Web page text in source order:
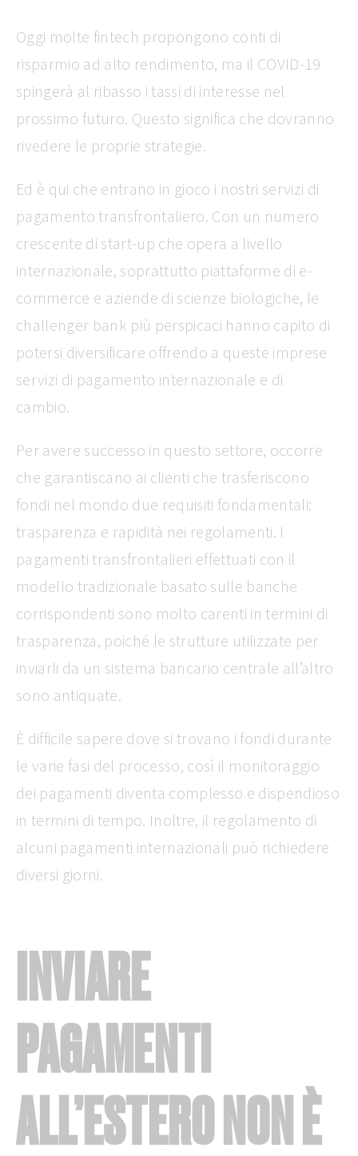
Oggi molte fintech propongono conti di
risparmio ad alto rendimento, ma il COVID-19
spingerà al ribasso i tassi di interesse nel
prossimo futuro. Questo significa che dovranno
rivedere le proprie strategie.
Ed è qui che entrano in gioco i nostri servizi di
pagamento transfrontaliero. Con un numero
crescente di start-up che opera a livello
internazionale, soprattutto piattaforme di e-
commerce e aziende di scienze biologiche, le
challenger bank più perspicaci hanno capito di
potersi diversificare offrendo a queste imprese
servizi di pagamento internazionale e di
cambio.
Per avere successo in questo settore, occorre
che garantiscano ai clienti che trasferiscono
fondi nel mondo due requisiti fondamentali:
trasparenza e rapidità nei regolamenti. I
pagamenti transfrontalieri effettuati con il
modello tradizionale basato sulle banche
corrispondenti sono molto carenti in termini di
trasparenza, poiché le strutture utilizzate per
inviarli da un sistema bancario centrale all’altro
sono antiquate.
È difficile sapere dove si trovano i fondi durante
le varie fasi del processo, così il monitoraggio
dei pagamenti diventa complesso e dispendioso
in termini di tempo. Inoltre, il regolamento di
alcuni pagamenti internazionali può richiedere
diversi giorni.
INVIARE
PAGAMENTI
ALL’ESTERO NON È